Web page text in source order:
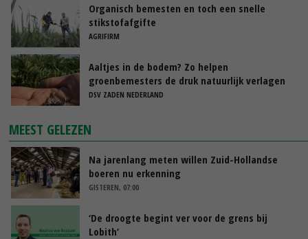
Organisch bemesten en toch een snelle
stikstofafgifte
AGRIFIRM
Aaltjes in de bodem? Zo helpen
groenbemesters de druk natuurlijk verlagen
DSV ZADEN NEDERLAND
MEEST GELEZEN
Na jarenlang meten willen Zuid-Hollandse
boeren nu erkenning
GISTEREN, 07:00
‘De droogte begint ver voor de grens bij
Lobith’